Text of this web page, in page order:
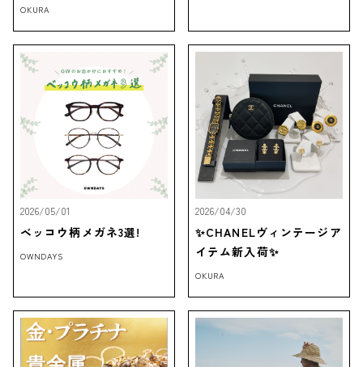
OKURA
2026/05/01
ベッコウ柄メガネ3選!
OWNDAYS
2026/04/30
✨CHANELヴィンテージア
イテム新入荷✨
OKURA